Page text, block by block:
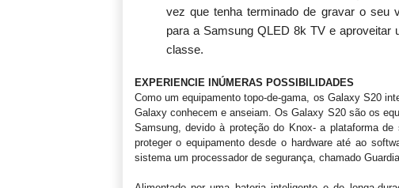
vez que tenha terminado de gravar o seu
para a Samsung QLED 8k TV e aproveitar
classe.
EXPERIENCIE INÚMERAS POSSIBILIDADES
Como um equipamento topo-de-gama, os Galaxy S20
Galaxy conhecem e anseiam. Os Galaxy S20 são os
Samsung, devido à proteção do Knox- a plataforma
proteger o equipamento desde o hardware até ao
sistema um processador de segurança, chamado